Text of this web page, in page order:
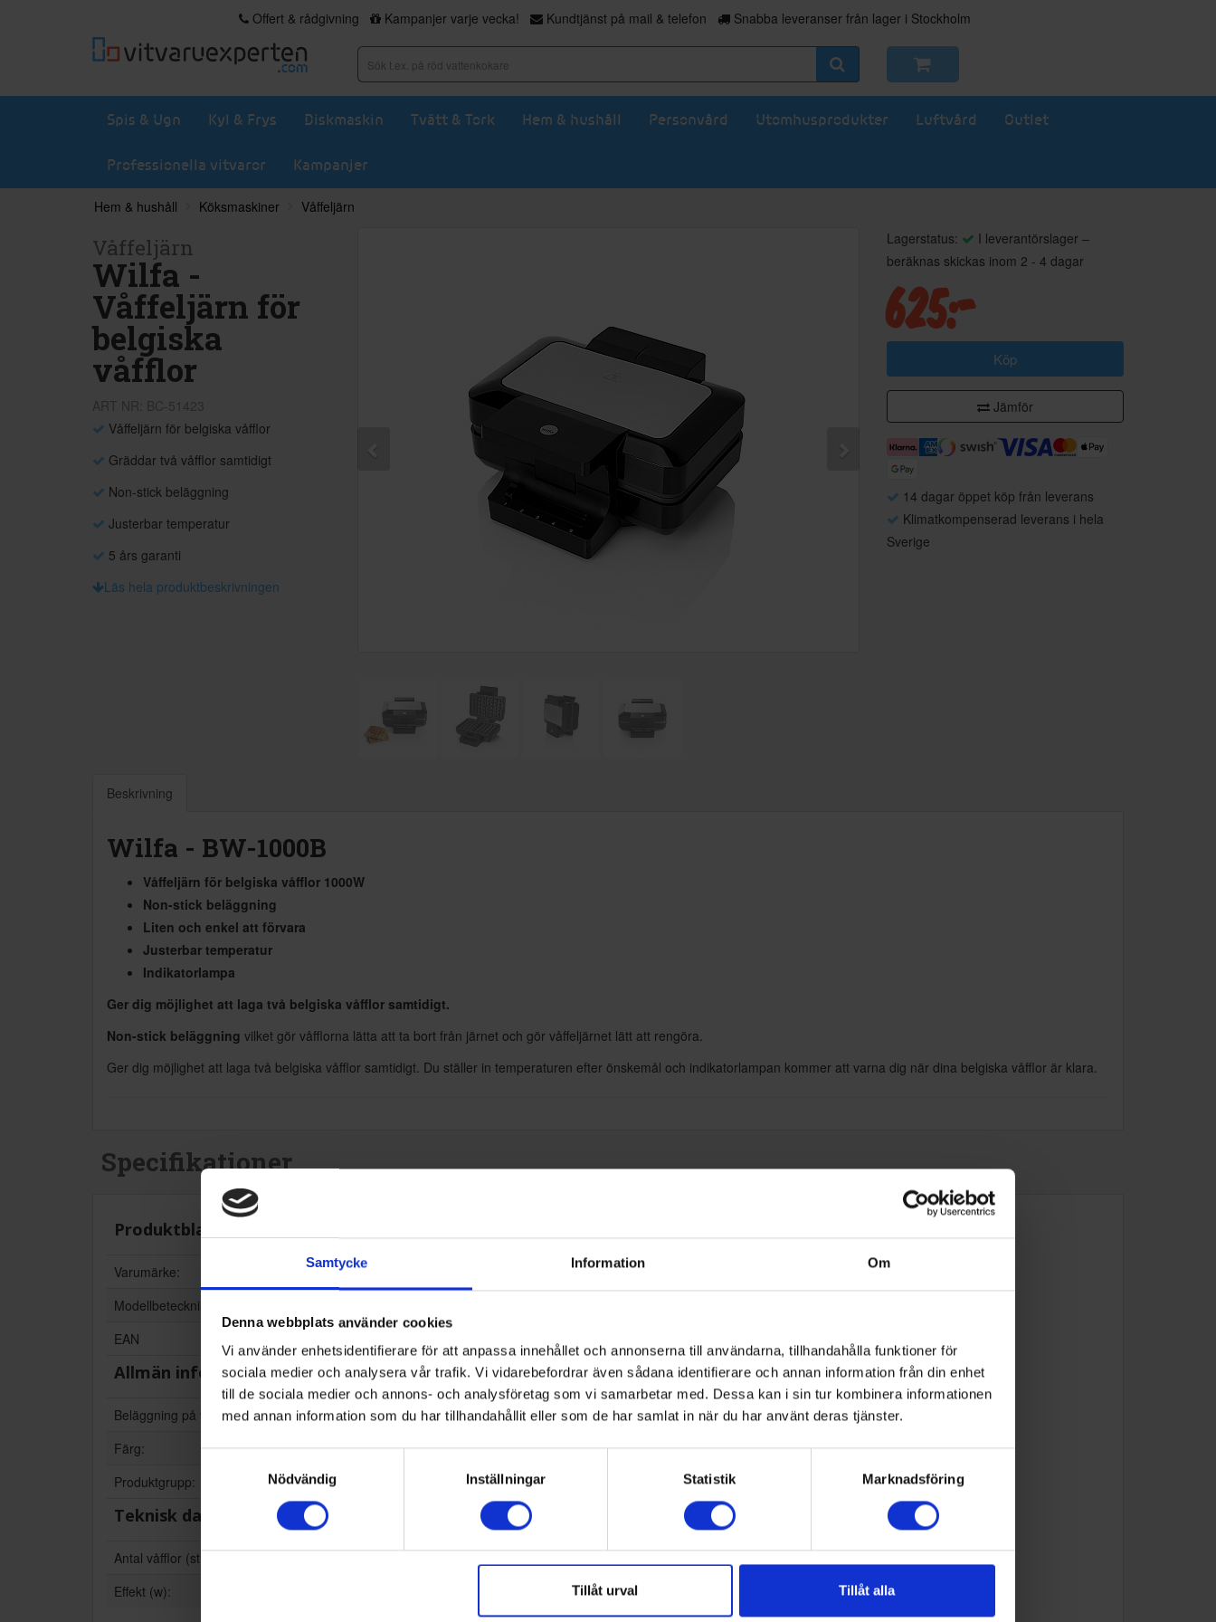
Samtycke Information Om
Denna webbplats använder cookies
Vi använder enhetsidentifierare för att anpassa innehållet och annonserna till användarna, tillhandahålla funktioner för
sociala medier och analysera vår trafik. Vi vidarebefordrar även sådana identifierare och annan information från din enhet
till de sociala medier och annons- och analysföretag som vi samarbetar med. Dessa kan i sin tur kombinera informationen
med annan information som du har tillhandahållit eller som de har samlat in när du har använt deras tjänster.
Nödvändig
Inställningar Statistik Marknadsföring
Tillåt urval Tillåt alla
Offert & rådgivning Kampanjer varje vecka! Kundtjänst på mail & telefon Snabba leveranser från lager i Stockholm
Spis & Ugn Kyl & Frys Diskmaskin Tvätt & Tork Hem & hushåll Personvård Utomhusprodukter Luftvård Outlet
Professionella vitvaror Kampanjer
Hem & hushåll Köksmaskiner Våffeljärn
Våffeljärn
Wilfa -
Våffeljärn för
belgiska
våfflor
Våffeljärn för belgiska våfflor
Gräddar två våfflor samtidigt
Non-stick beläggning
Justerbar temperatur
5 års garanti
Läs hela produktbeskrivningen
Lagerstatus:
I leverantörslager –
beräknas skickas inom 2 - 4 dagar
625:-
Köp
Jämför
14 dagar öppet köp från leverans
Klimatkompenserad leverans i hela
Sverige
Beskrivning
Wilfa - BW-1000B
Våffeljärn för belgiska våfflor 1000W
Non-stick beläggning
Liten och enkel att förvara
Justerbar temperatur
Indikatorlampa
Ger dig möjlighet att laga två belgiska våfflor samtidigt.
Non-stick beläggning vilket gör våfflorna lätta att ta bort från järnet och gör våffeljärnet lätt att rengöra.
Ger dig möjlighet att laga två belgiska våfflor samtidigt. Du ställer in temperaturen efter önskemål och indikatorlampan kommer att varna dig när dina belgiska våfflor är klara.
Specifikationer
Produktblad:
Varumärke:
Modellbeteckning:
EAN
7044876039040
Allmän information
Beläggning på våffelytan:
Non-Stick
Färg:
Svart
Produktgrupp:
Våffeljärn
Teknisk data
Antal våfflor (st):
Effekt (w):